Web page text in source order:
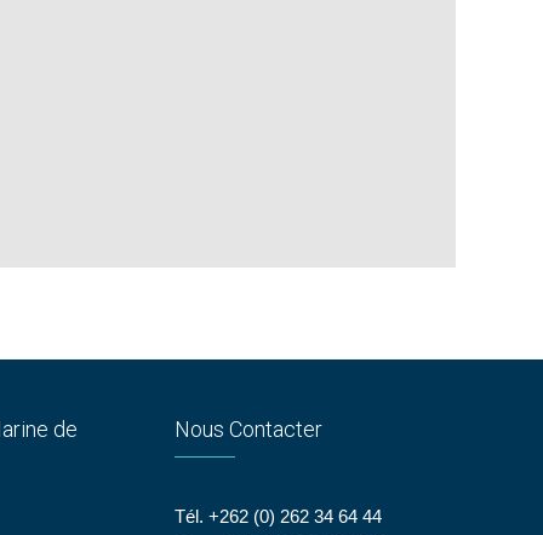
de
Nous Contacter
Tél. +262 (0) 262 34 64 44